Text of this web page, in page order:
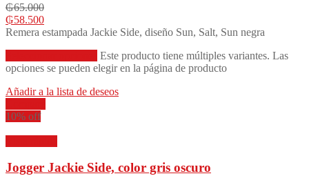
₲65.000
₲58.500
Remera estampada Jackie Side, diseño Sun, Salt, Sun negra
Este producto tiene múltiples variantes. Las
opciones se pueden elegir en la página de producto
Añadir a la lista de deseos
10% off
Jogger Jackie Side, color gris oscuro